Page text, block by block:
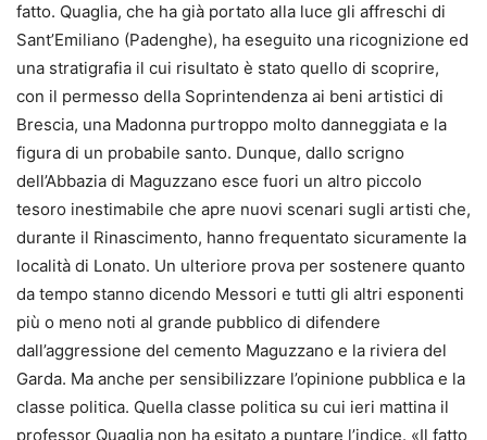
fatto. Quaglia, che ha già portato alla luce gli affreschi di
Sant’Emiliano (Padenghe), ha eseguito una ricognizione ed
una stratigrafia il cui risultato è stato quello di scoprire,
con il permesso della Soprintendenza ai beni artistici di
Brescia, una Madonna purtroppo molto danneggiata e la
figura di un probabile santo. Dunque, dallo scrigno
dell’Abbazia di Maguzzano esce fuori un altro piccolo
tesoro inestimabile che apre nuovi scenari sugli artisti che,
durante il Rinascimento, hanno frequentato sicuramente la
località di Lonato. Un ulteriore prova per sostenere quanto
da tempo stanno dicendo Messori e tutti gli altri esponenti
più o meno noti al grande pubblico di difendere
dall’aggressione del cemento Maguzzano e la riviera del
Garda. Ma anche per sensibilizzare l’opinione pubblica e la
classe politica. Quella classe politica su cui ieri mattina il
professor Quaglia non ha esitato a puntare l’indice. «Il fatto